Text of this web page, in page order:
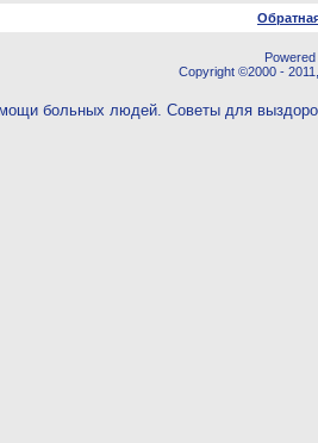
Copyright ©2000 -
больных людей. Советы для